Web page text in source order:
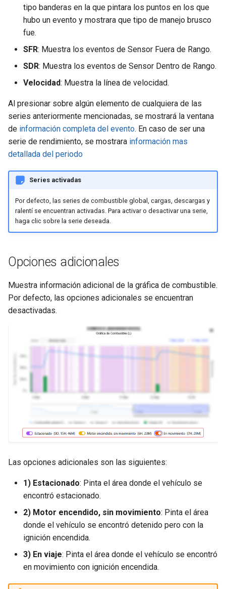
tipo banderas en la que pintara los puntos en los que
hubo un evento y mostrara que tipo de manejo brusco
fue.
SFR: Muestra los eventos de Sensor Fuera de Rango.
SDR: Muestra los eventos de Sensor Dentro de Rango.
Velocidad: Muestra la línea de velocidad.
Al presionar sobre algún elemento de cualquiera de las
series anteriormente mencionadas, se mostrará la ventana
de información completa del evento. En caso de ser una
serie de rendimiento, se mostrara información mas
detallada del periodo
Series activadas
Por defecto, las series de combustible global, cargas, descargas y
ralentí se encuentran activadas. Para activar o desactivar una serie,
haga clic sobre la serie deseada.
Opciones adicionales
Muestra información adicional de la gráfica de combustible.
Por defecto, las opciones adicionales se encuentran
desactivadas.
Las opciones adicionales son las siguientes:
1) Estacionado: Pinta el área donde el vehículo se
encontró estacionado.
2) Motor encendido, sin movimiento: Pinta el área
donde el vehículo se encontró detenido pero con la
ignición encendida.
3) En viaje: Pinta el área donde el vehículo se encontró
en movimiento con ignición encendida.